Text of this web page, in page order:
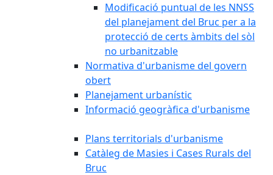
Modificació puntual de les NNSS
del planejament del Bruc per a la
protecció de certs àmbits del sòl
no urbanitzable
Normativa d'urbanisme del govern
obert
Planejament urbanístic
Informació geogràfica d'urbanisme
Plans territorials d'urbanisme
Catàleg de Masies i Cases Rurals del
Bruc